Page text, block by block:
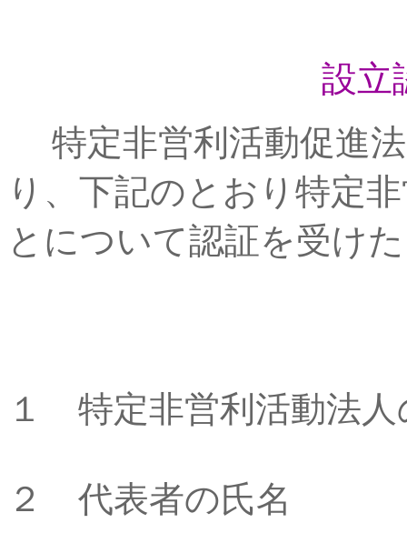
設立
特定非営利活動促進
り、下記のとおり特定
とについて認証を受け
１ 特定非営利活動法人
２ 代表者の氏名